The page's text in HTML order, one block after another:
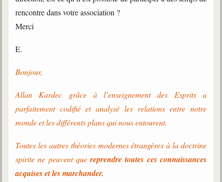
rencontre dans votre association ?
Merci
E.
Bonjour,
Allan Kardec grâce à l’enseignement des Esprits a
parfaitement codifié et analysé les relations entre notre
monde et les différents plans qui nous entourent.
Toutes les autres théories modernes étrangères à la doctrine
spirite ne peuvent quereprendre toutes ces connaissances
acquises et les marchander.